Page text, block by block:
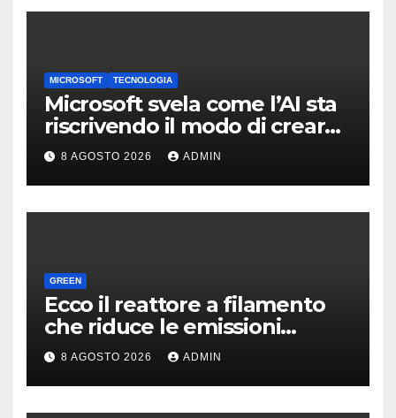
MICROSOFT TECNOLOGIA
Microsoft svela come l’AI sta
riscrivendo il modo di creare
software
8 AGOSTO 2026 ADMIN
GREEN
Ecco il reattore a filamento
che riduce le emissioni
dell’industria chimica
8 AGOSTO 2026 ADMIN